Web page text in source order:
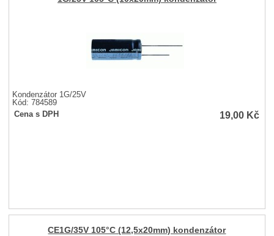
Kondenzátor 1G/25V
Kód: 784589
Cena s DPH
19,00 Kč
CE1G/35V 105°C (12,5x20mm) kondenzátor